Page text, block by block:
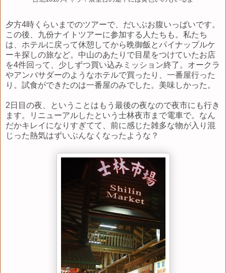
夕方4時くらいまでのツアーで、だいぶお腹いっぱいです。
この後、九份ナイトツアーに参加する人たちも。私たち
は、ホテルに戻って休憩してから晩御飯とパイナップルケ
ーキ探しの旅など。中山のあたりで目星をつけていたお店
を4件回って、少しずつ買い込みミッション終了。オークラ
やアンバサダーのようなホテルで買ったり、一番屋行った
り。試食ができたのは一番屋のみでした。美味しかった。
2日目の夜、ということはもう最後の夜なので夜市にも行き
ます。リニューアルしたという士林夜市まで電車で。なん
だかキレイになりすぎてて、前に感じた雑多な物が入り混
じった熱気はずいぶんなくなったような？